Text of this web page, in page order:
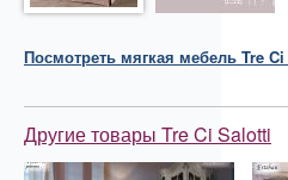
Посмотреть мягкая мебель Tre
Другие товары Tre Ci Salotti